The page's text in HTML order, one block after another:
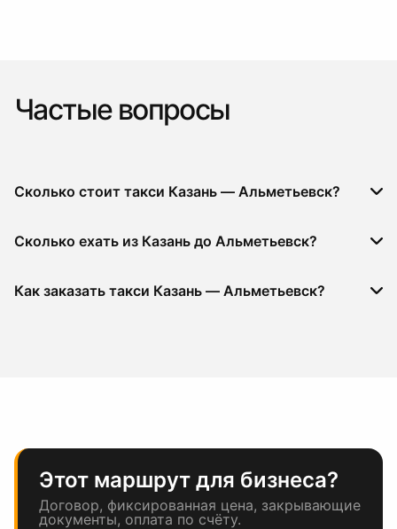
Частые вопросы
Сколько стоит такси Казань — Альметьевск?
Сколько ехать из Казань до Альметьевск?
Как заказать такси Казань — Альметьевск?
Этот маршрут для бизнеса?
Договор, фиксированная цена, закрывающие
документы, оплата по счёту.